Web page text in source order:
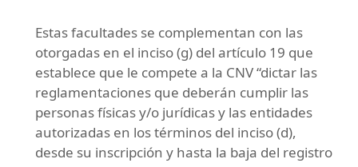
Estas facultades se complementan con las
otorgadas en el inciso (g) del artículo 19 que
establece que le compete a la CNV “dictar las
reglamentaciones que deberán cumplir las
personas físicas y/o jurídicas y las entidades
autorizadas en los términos del inciso (d),
desde su inscripción y hasta la baja del registro